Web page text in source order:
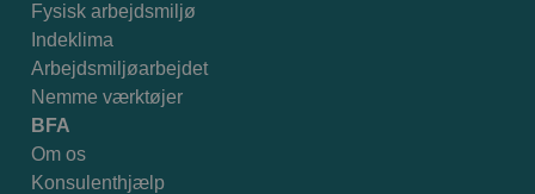
Fysisk arbejdsmiljø
Indeklima
Arbejdsmiljøarbejdet
Nemme værktøjer
BFA
Om os
Konsulenthjælp